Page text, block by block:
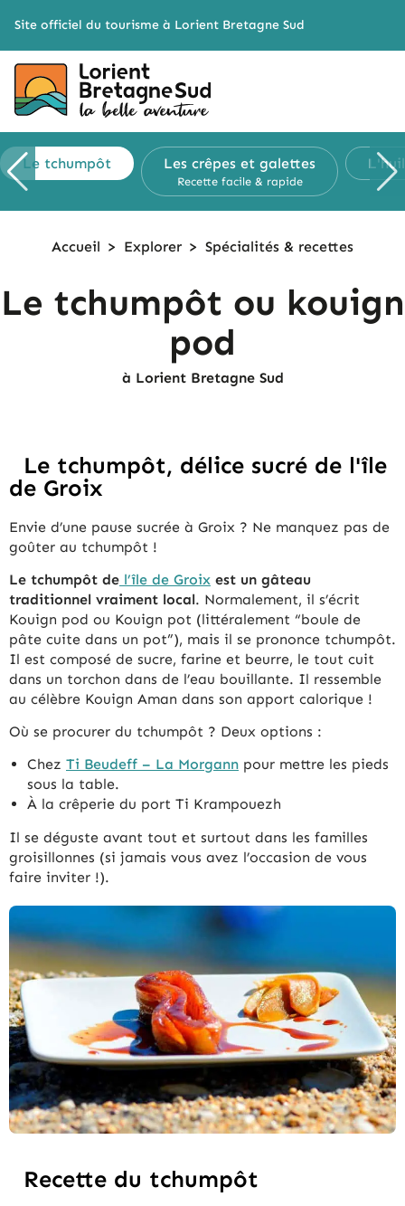
Site officiel du tourisme à Lorient Bretagne Sud
Le tchumpôt Les crêpes et galettes
Recette facile & rapide
Accueil > Explorer > Spécialités & recettes
Le tchumpôt ou kouign
pod
à Lorient Bretagne Sud
Le tchumpôt, délice sucré de l'île
de Groix
Envie d’une pause sucrée à Groix ? Ne manquez pas de
goûter au tchumpôt !
Le tchumpôt de l’île de Groix est un gâteau
traditionnel vraiment local. Normalement, il s’écrit
Kouign pod ou Kouign pot (littéralement “boule de
pâte cuite dans un pot”), mais il se prononce tchumpôt.
Il est composé de sucre, farine et beurre, le tout cuit
dans un torchon dans de l’eau bouillante. Il ressemble
au célèbre Kouign Aman dans son apport calorique !
Où se procurer du tchumpôt ? Deux options :
Chez Ti Beudeff – La Morgann pour mettre les pieds
sous la table.
À la crêperie du port Ti Krampouezh
Il se déguste avant tout et surtout dans les familles
groisillonnes (si jamais vous avez l’occasion de vous
faire inviter !).
Recette du tchumpôt